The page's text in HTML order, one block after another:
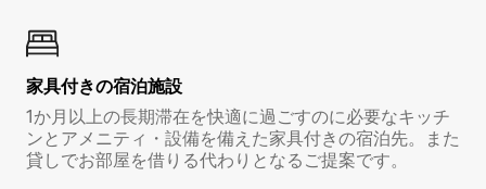
家具付き⁠の宿⁠泊⁠施⁠設
1か月以上の長期滞在を快適に過ごすのに必要なキッチ
ンとアメニティ・設備を備えた家具付きの宿泊先。また
貸しでお部屋を借りる代わりとなるご提案です。